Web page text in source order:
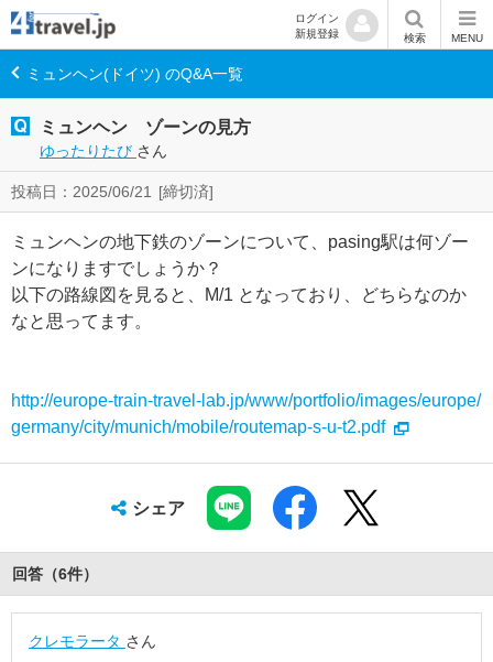
ログイン
新規登録
検索 MENU
ミュンヘン(ドイツ) のQ&A一覧
ミュンヘン ゾーンの見方
ゆったりたび さん
投稿日：2025/06/21 [締切済]
ミュンヘンの地下鉄のゾーンについて、pasing駅は何ゾー
ンになりますでしょうか？
以下の路線図を見ると、M/1 となっており、どちらなのか
なと思ってます。
http://europe-train-travel-lab.jp/www/portfolio/images/europe/
germany/city/munich/mobile/routemap-s-u-t2.pdf
シェア
回答（6件）
クレモラータ さん